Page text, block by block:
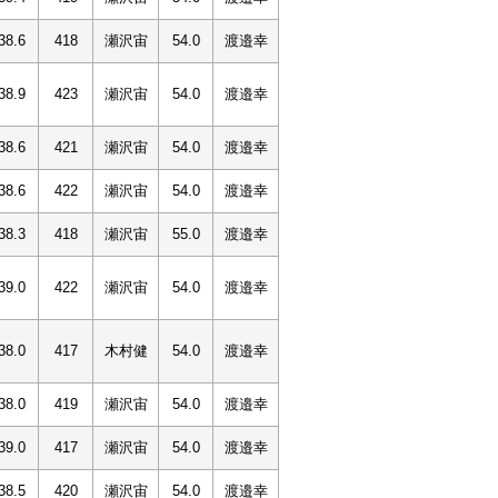
418 瀬沢宙 54.0 渡邉幸
423 瀬沢宙 54.0 渡邉幸
421 瀬沢宙 54.0 渡邉幸
422 瀬沢宙 54.0 渡邉幸
418 瀬沢宙 55.0 渡邉幸
422 瀬沢宙 54.0 渡邉幸
417 木村健 54.0 渡邉幸
419 瀬沢宙 54.0 渡邉幸
417 瀬沢宙 54.0 渡邉幸
420 瀬沢宙 54.0 渡邉幸